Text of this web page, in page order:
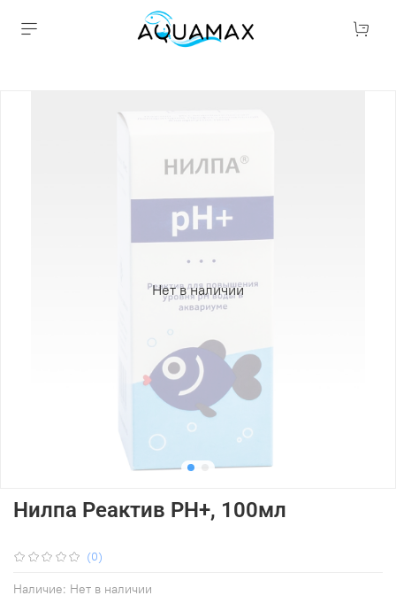
Нет в наличии
(0)
Наличие: Нет в наличии
Нилпа Реактив PH+, 100мл